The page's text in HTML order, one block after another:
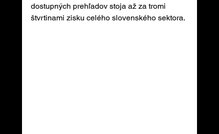
dostupných prehľadov stoja až za tromi
štvrtinami zisku celého slovenského sektora.